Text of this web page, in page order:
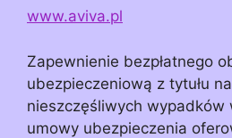
www.aviva.pl
Zapewnienie bezpłatnego
ubezpieczeniową z tytułu
nieszczęśliwych wypadków
umowy ubezpieczenia